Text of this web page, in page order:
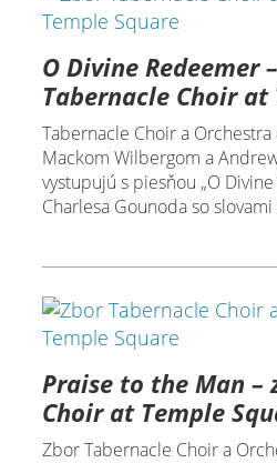
O Divine Redeemer
Tabernacle Choir at
Tabernacle Choir a
Mackom Wilbergom a
vystupujú s piesňou „O
Charlesa Gounoda so
Praise to the Man –
Choir at Temple
Zbor Tabernacle Choir a